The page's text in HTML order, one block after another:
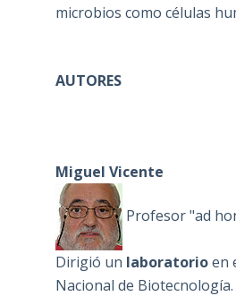
microbios como células
AUTORES
Miguel Vicente
Profesor "ad
Dirigió un laboratorioen
Nacional de